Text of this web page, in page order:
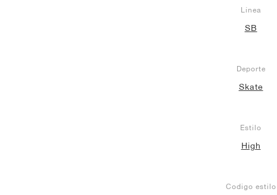
Línea
SB
Deporte
Skate
Estilo
High
Codigo estilo